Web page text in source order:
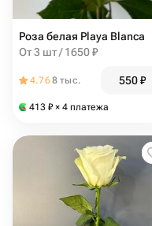
Роза белая Playa Blanca
От 3 шт / 1650 ₽
4.768 тыс. 550₽
413 ₽ × 4 платежа